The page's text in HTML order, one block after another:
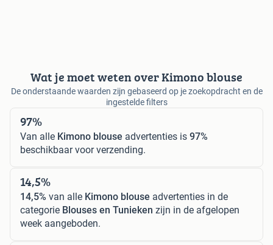
Wat je moet weten over Kimono blouse
De onderstaande waarden zijn gebaseerd op je zoekopdracht en de
ingestelde filters
97%
Van alle Kimono blouse advertenties is 97%
beschikbaar voor verzending.
14,5%
14,5% van alle Kimono blouse advertenties in de
categorie Blouses en Tunieken zijn in de afgelopen
week aangeboden.